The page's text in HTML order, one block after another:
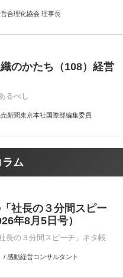
合理化協会 理事長
のかたち（108）経営
るべし
新聞東京本社国際部編集委員
ラム
社長の３分間スピー
年8月5日号）
長の３分間スピーチ」ネタ帳
/ 感動経営コンサルタント